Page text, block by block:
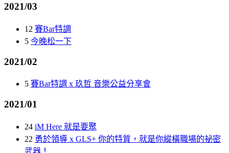
2021/03
12 賽Bar特調
5 今晚松一下
2021/02
5 賽Bar特調 x 玖哲 音樂公益分享會
2021/01
24 iM Here 就是要聚
22 勇於領導 x GLS+ 你的特質，就是你縱橫職場的祕密
武器！